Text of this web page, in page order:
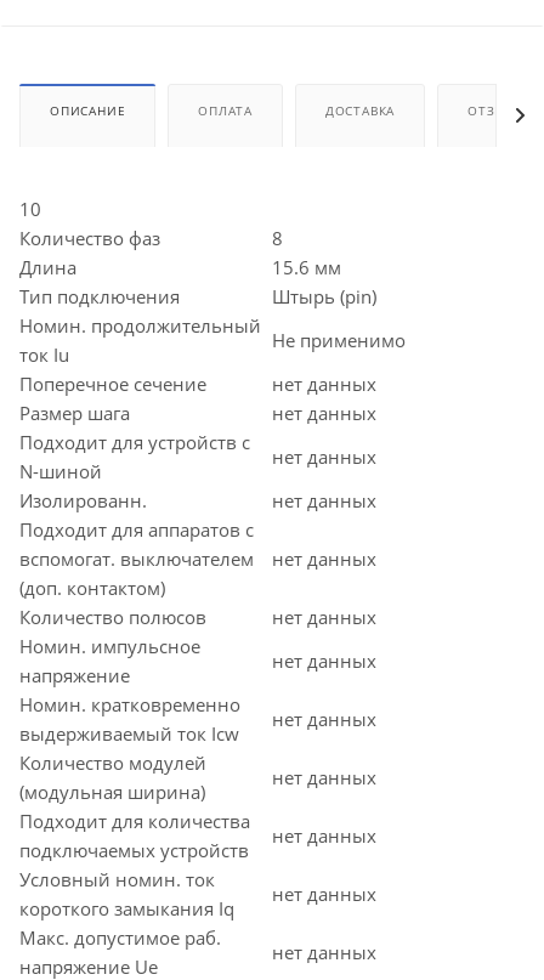
ОПИСАНИЕ ОПЛАТА ДОСТАВКА ОТЗЫВЫ
10
Количество фаз
8
Длина
15.6 мм
Тип подключения
Штырь (pin)
Номин. продолжительный
ток Iu
Не применимо
Поперечное сечение
нет данных
Размер шага
нет данных
Подходит для устройств с
N-шиной
нет данных
Изолированн.
нет данных
Подходит для аппаратов с
вспомогат. выключателем
(доп. контактом)
нет данных
Количество полюсов
нет данных
Номин. импульсное
напряжение
нет данных
Номин. кратковременно
выдерживаемый ток Icw
нет данных
Количество модулей
(модульная ширина)
нет данных
Подходит для количества
подключаемых устройств
нет данных
Условный номин. ток
короткого замыкания Iq
нет данных
Макс. допустимое раб.
напряжение Ue
нет данных